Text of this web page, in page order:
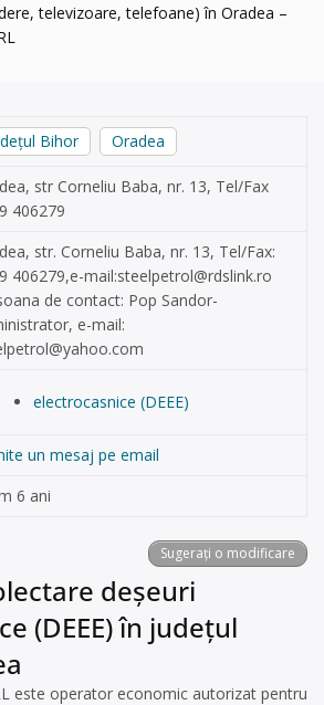
televizoare, telefoane) în Oradea –
Bihor Oradea
str Corneliu Baba, nr. 13, Tel/Fax
406279
str. Corneliu Baba, nr. 13, Tel/Fax:
406279,e-mail:steelpetrol@rdslink.ro
de contact: Pop Sandor-
e-mail:
electrocasnice (DEEE)
un mesaj pe email
6 ani
Sugerați o modificare
deșeuri
(DEEE) în județul
este operator economic autorizat pentru